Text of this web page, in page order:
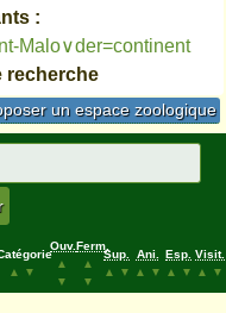
:
Malo∨der=continent
recherche
un espace zoologique
▲
▼
Ouv.
▲
▼
Ferm.
▲
▼
Sup.
▲
▼
Ani.
▲
▼
Esp.
▲
▼
Visit.
▲
▼